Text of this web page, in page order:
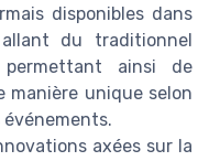
disponibles dans
du traditionnel
ainsi de
manière unique selon
événements.
axées sur la